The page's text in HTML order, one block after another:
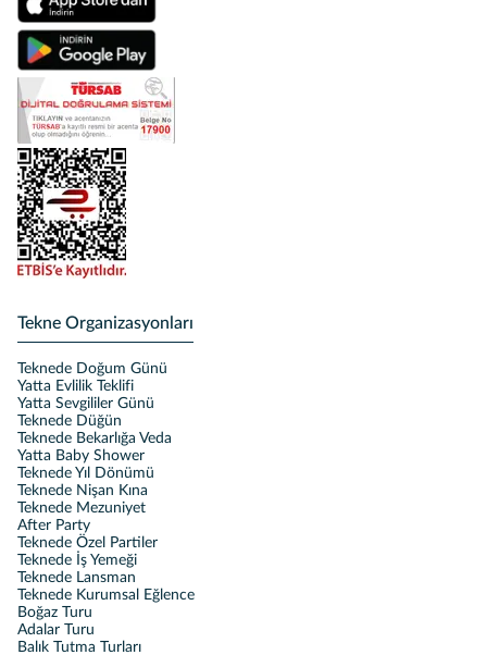
Tekne Organizasyonları
Teknede Doğum Günü
Yatta Evlilik Teklifi
Yatta Sevgililer Günü
Teknede Düğün
Teknede Bekarlığa Veda
Yatta Baby Shower
Teknede Yıl Dönümü
Teknede Nişan Kına
Teknede Mezuniyet
After Party
Teknede Özel Partiler
Teknede İş Yemeği
Teknede Lansman
Teknede Kurumsal Eğlence
Boğaz Turu
Adalar Turu
Balık Tutma Turları